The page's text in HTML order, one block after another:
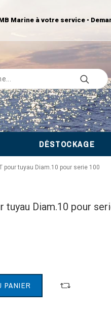
Marine à votre service •
DÉSTOCKAGE
pour tuyau Diam.10 pour serie 100
tuyau Diam.10 pour
PANIER